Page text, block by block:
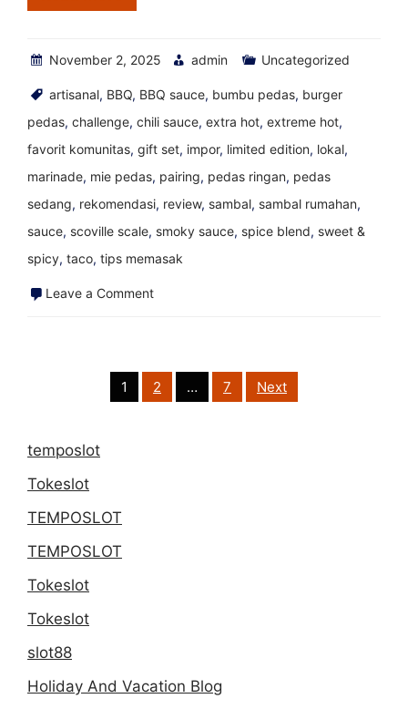
November 2, 2025 admin Uncategorized
artisanal, BBQ, BBQ sauce, bumbu pedas, burger
pedas, challenge, chili sauce, extra hot, extreme hot,
favorit komunitas, gift set, impor, limited edition, lokal,
marinade, mie pedas, pairing, pedas ringan, pedas
sedang, rekomendasi, review, sambal, sambal rumahan,
sauce, scoville scale, smoky sauce, spice blend, sweet &
spicy, taco, tips memasak
Leave a Commenton
Saus
Pedas
pagination
1 2 … 7 Next
temposlot
Tokeslot
TEMPOSLOT
TEMPOSLOT
Tokeslot
Tokeslot
slot88
Holiday And Vacation Blog